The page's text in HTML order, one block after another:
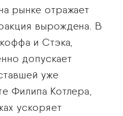
рынке отражает
вырождена. В
и Стэка,
допускает
уже
Филипа Котлера,
ускоряет